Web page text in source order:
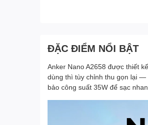
ĐẶC ĐIỂM NỔI BẬT
Anker Nano A2658 được thiết
dùng thì tùy chỉnh thu gọn lại —
bảo công suất 35W để sạc